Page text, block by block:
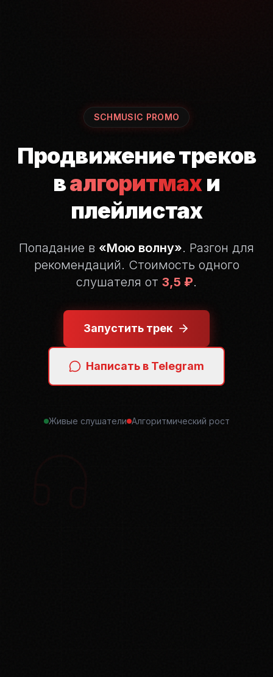
SCHMUSIC PROMO
Продвижение треков
валгоритмахи
плейлистах
Попадание в «Мою волну». Разгон для
рекомендаций. Стоимость одного
слушателя от 3,5 ₽.
Запустить трек
Написать в Telegram
Живые слушатели Алгоритмический рост